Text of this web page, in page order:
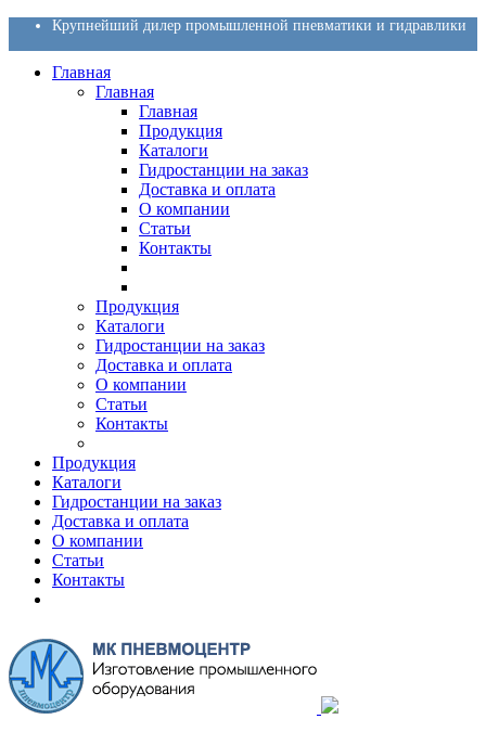
Крупнейший дилер промышленной пневматики и гидравлики
Главная
Главная
Главная
Продукция
Каталоги
Гидростанции на заказ
Доставка и оплата
О компании
Статьи
Контакты
Продукция
Каталоги
Гидростанции на заказ
Доставка и оплата
О компании
Статьи
Контакты
Продукция
Каталоги
Гидростанции на заказ
Доставка и оплата
О компании
Статьи
Контакты